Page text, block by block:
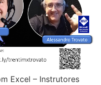
Excel – Instrutores